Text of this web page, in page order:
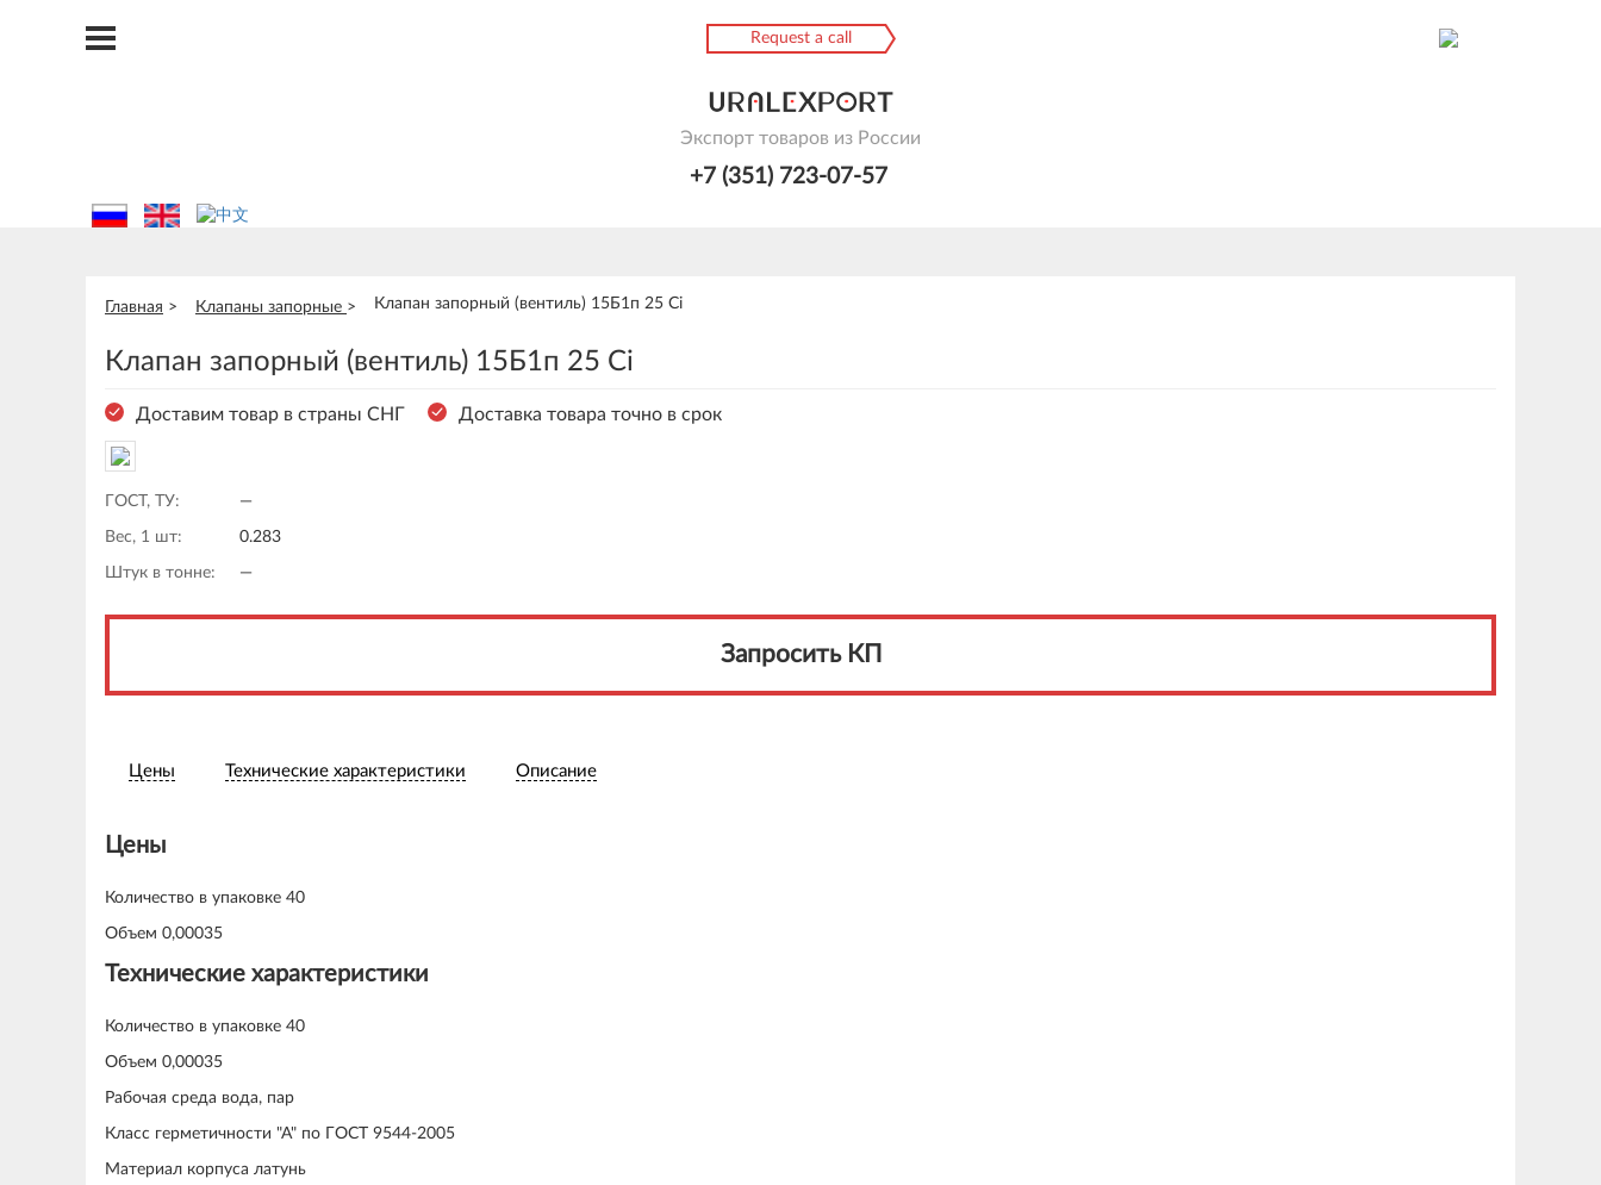
Request a call
Экспорт товаров из России
+7 (351) 723-07-57
Главная Клапаны запорные Клапан запорный (вентиль) 15Б1п 25 Ci
Клапан запорный (вентиль) 15Б1п 25 Ci
Доставим товар в страны СНГ Доставка товара точно в срок
ГОСТ, ТУ: —
Вес, 1 шт: 0.283
Штук в тонне: —
Запросить КП
Цены Технические характеристики Описание
Цены
Количество в упаковке 40
Объем 0,00035
Технические характеристики
Количество в упаковке 40
Объем 0,00035
Рабочая среда вода, пар
Класс герметичности "А" по ГОСТ 9544-2005
Материал корпуса латунь